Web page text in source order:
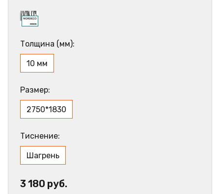
Толщина (мм):
10 мм
Размер:
2750*1830
Тиснение:
Шагрень
3 180 руб.